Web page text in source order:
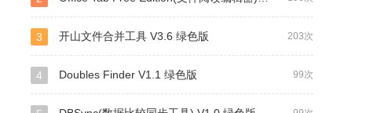
203次
3 开山文件合并工具 V3.6 绿色版
99次
4 Doubles Finder V1.1 绿色版